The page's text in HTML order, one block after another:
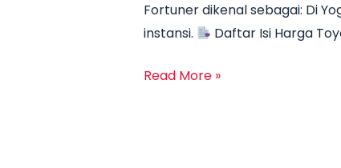
Fortuner dikenal sebagai: Di
instansi.
Daftar Isi Harga
Promo,
DP
&
Read More »